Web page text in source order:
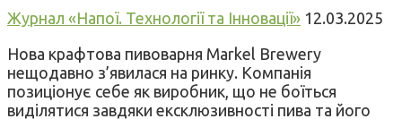
Журнал «Напої. Технології та Інновації» 12.03.2025
Нова крафтова пивоварня Markel Brewery
нещодавно з’явилася на ринку. Компанія
позиціонує себе як виробник, що не боїться
виділятися завдяки ексклюзивності пива та його